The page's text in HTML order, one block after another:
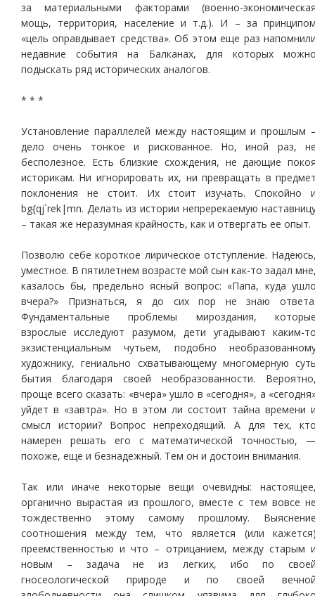
за материальными факторами (военно-
мощь, территория, население и т.д.). И – за
«цель оправдывает средства». Об этом еще раз
недавние события на Балканах, для которых
подыскать ряд исторических аналогов.
* * *
Установление параллелей между настоящим и прошлым
дело очень тонкое и рискованное. Но, иной раз,
бесполезное. Есть близкие схождения, не дающие
историкам. Ни игнорировать их, ни превращать в
поклонения не стоит. Их стоит изучать. Спокойно
bg{qj`rek|mn. Делать из истории непререкаемую
– такая же неразумная крайность, как и отвергать ее опыт.
Позволю себе короткое лирическое отступление.
уместное. В пятилетнем возрасте мой сын как-то задал
казалось бы, предельно ясный вопрос: «Папа, куда
вчера?» Признаться, я до сих пор не знаю
Фундаментальные проблемы мироздания,
взрослые исследуют разумом, дети угадывают каким-
экзистенциальным чутьем, подобно
художнику, гениально схватывающему многомерную
бытия благодаря своей необразованности.
проще всего сказать: «вчера» ушло в «сегодня», а
уйдет в «завтра». Но в этом ли состоит тайна времени
смысл истории? Вопрос непреходящий. А для тех,
намерен решать его с математической точностью,
похоже, еще и безнадежный. Тем он и достоин внимания.
Так или иначе некоторые вещи очевидны:
органично вырастая из прошлого, вместе с тем вовсе
тождественно этому самому прошлому.
соотношения между тем, что является (или
преемственностью и что – отрицанием, между старым
новым – задача не из легких, ибо по
гносеологической природе и по своей